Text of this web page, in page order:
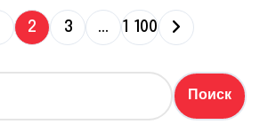
2 3 … 1 100